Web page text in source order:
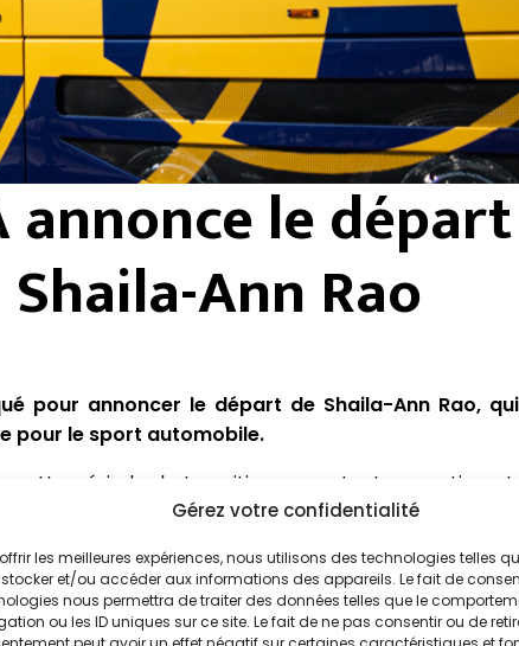
Gérez votre confidentialité
les meilleures expériences, nous utilisons des technologies telles
et/ou accéder aux informations des appareils. Le fait de
nous permettra de traiter des données telles que le
ou les ID uniques sur ce site. Le fait de ne pas consentir ou de
annonce le
Shaila-Ann Rao
pour annoncer le départ de Shaila-Ann Rao,
pour le sport automobile.
cette période de transition, apportant un soutien et
durant cette période qui touche maintenant à
de Formule 1. La FIA remercie Shaila-Ann pour
la FIA